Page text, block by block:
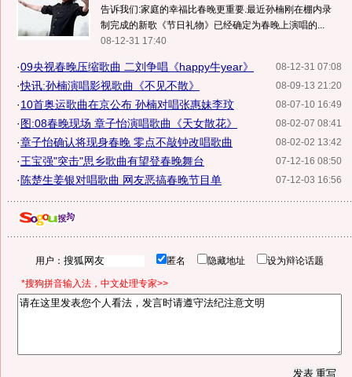
告诉我们:家庭的幸福比春晚更重要.最近孙楠刚在棚内录
制完成的新歌《节日礼物》已经确定为春晚上演唱的...
08-12-31 17:40
08-12-31 07:08
·09央视春晚压缩歌曲 二刘争唱《happy牛year》
08-09-13 21:20
·快讯:孙楠演唱影视歌曲《不见不散》
08-07-10 16:49
·10首奥运歌曲在京公布 孙楠对唱张惠妹李玟
08-02-07 08:41
·图:08春晚现场 章子怡演唱歌曲《天女散花》
08-02-02 13:42
·章子怡确认将现身春晚 零点不敲钟改唱歌曲
07-12-16 08:50
·王宝强"突击"思乡歌曲有望登春晚舞台
07-12-03 16:56
· 陈楚生姜银对唱歌曲 网友恶搞春晚节目单
用户： 匿名 隐藏地址 设为辩论话题
*搜狗拼音输入法，中文处理专家>>